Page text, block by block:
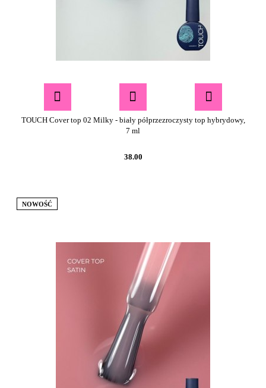
TOUCH Cover top 02 Milky - biały półprzezroczysty top hybrydowy,
7 ml
38.00
NOWOŚĆ